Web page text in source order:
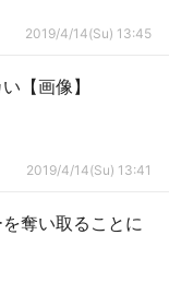
2019/4/14(Su) 13:45
【画像】
2019/4/14(Su) 13:41
奪い取ることに